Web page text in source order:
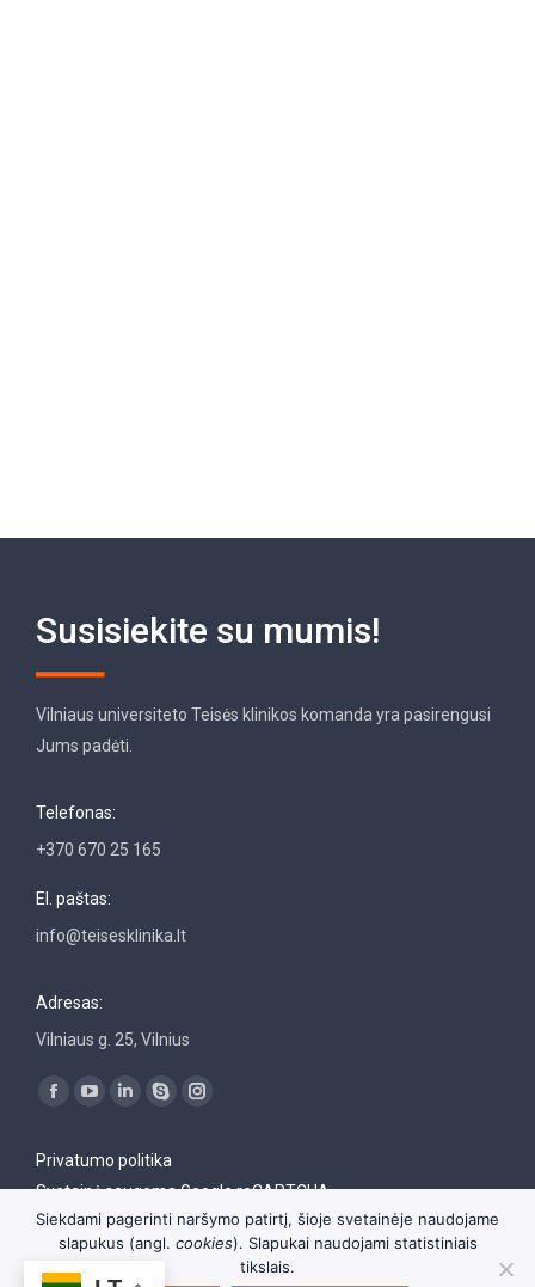
Susisiekite su mumis!
Vilniaus universiteto Teisės klinikos komanda yra pasirengusi
Jums padėti.
Telefonas:
+370 670 25 165
El. paštas:
info@teisesklinika.lt
Adresas:
Vilniaus g. 25, Vilnius
Find us on:
opens
new
opens
new
Linkedin
opens
new
Skype
opens
new
Instagram
new
window
Privatumo politika
Svetainė saugoma Google reCAPTCHA
Siekdami pagerinti naršymo patirtį, šioje svetainėje naudojame
slapukus (angl. cookies). Slapukai naudojami statistiniais
tikslais.